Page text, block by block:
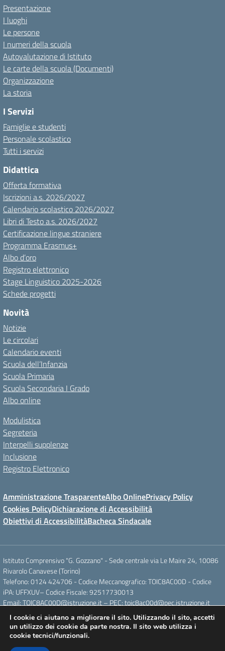
Presentazione
I luoghi
Le persone
I numeri della scuola
Autovalutazione di Istituto
Le carte della scuola (Documenti)
Organizzazione
La storia
I Servizi
Famiglie e studenti
Personale scolastico
Tutti i servizi
Didattica
Offerta formativa
Iscrizioni a.s. 2026/2027
Calendario scolastico 2026/2027
Libri di Testo a.s. 2026/2027
Certificazione lingue straniere
Programma Erasmus+
Albo d’oro
Registro elettronico
Stage Linguistico 2025-2026
Schede progetti
Novità
Notizie
Le circolari
Calendario eventi
Scuola dell’Infanzia
Scuola Primaria
Scuola Secondaria I Grado
Albo online
Modulistica
Segreteria
Interpelli supplenze
Inclusione
Registro Elettronico
Amministrazione TrasparenteAlbo OnlinePrivacy Policy
Cookies PolicyDichiarazione di Accessibilità
Obiettivi di AccessibilitàBacheca Sindacale
Istituto Comprensivo "G. Gozzano" - Sede centrale via Le Maire 24, 10086
Rivarolo Canavese (Torino)
Telefono: 0124 424706 - Codice Meccanografico: TOIC8AC00D - Codice
iPA: UFFXUV– Codice Fiscale: 92517730013
Email: TOIC8AC00D@istruzione.it – PEC: toic8ac00d@pec.istruzione.it
Concept & Design by Designers Italia
I cookie ci aiutano a migliorare il sito. Utilizzando il sito, accetti
un utilizzo dei cookie da parte nostra. Il sito web utilizza i
cookie tecnici/funzionali.